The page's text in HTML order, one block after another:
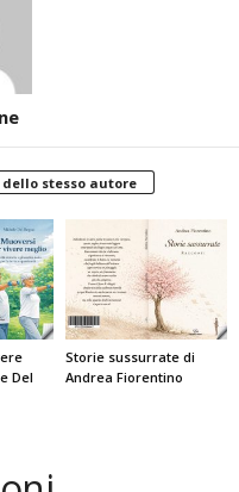
dello stesso autore
Del
Storie sussurrate di
Andrea Fiorentino